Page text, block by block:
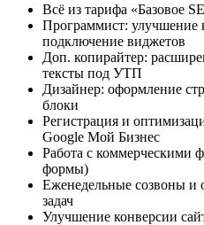
Всё из тарифа «Базовое
Программист: улучшение
подключение виджетов
Доп. копирайтер:
тексты под УТП
Дизайнер: оформление
блоки
Регистрация и
Google Мой Бизнес
Работа с коммерческими
формы)
Еженедельные созвоны и
задач
Улучшение конверсии